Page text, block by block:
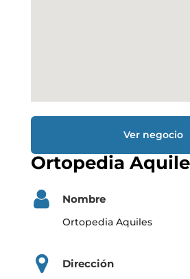
Ver negocio
Ortopedia
Nombre
Ortopedia Aquiles
Dirección